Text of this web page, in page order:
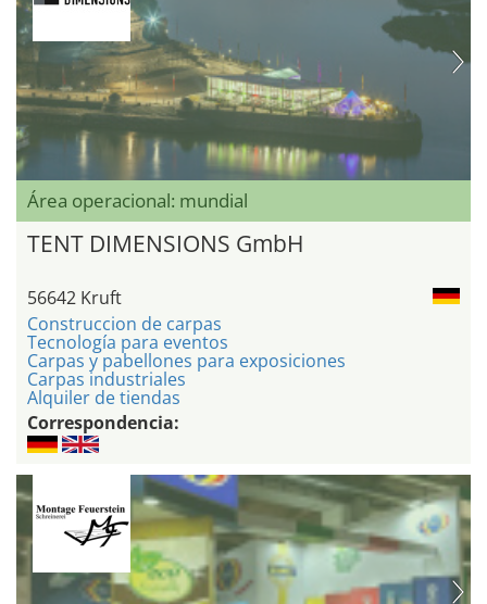
Área operacional: mundial
TENT DIMENSIONS GmbH
56642 Kruft
Construccion de carpas
Tecnología para eventos
Carpas y pabellones para exposiciones
Carpas industriales
Alquiler de tiendas
Correspondencia: